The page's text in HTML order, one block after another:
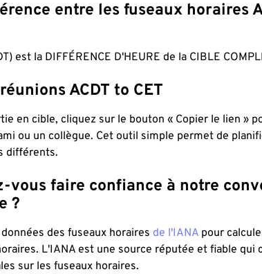
entre les fuseaux horaires
est la DIFFÉRENCE D'HEURE de la CIBLE
ACDT to CET
en cible, cliquez sur le bouton « Copier le lien »
ou un collègue. Cet outil simple permet de
différents.
vous faire confiance à notre
?
des fuseaux horaires de l'IANA pour
L'IANA est une source réputée et fiable qui
sur les fuseaux horaires.